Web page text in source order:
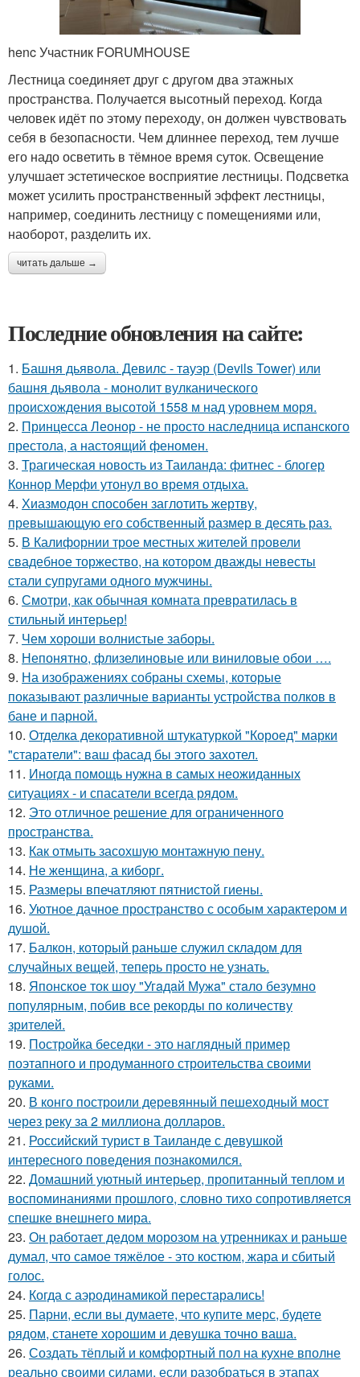
henc Участник FORUMHOUSE
Лестница соединяет друг с другом два этажных
пространства. Получается высотный переход. Когда
человек идёт по этому переходу, он должен чувствовать
себя в безопасности. Чем длиннее переход, тем лучше
его надо осветить в тёмное время суток. Освещение
улучшает эстетическое восприятие лестницы. Подсветка
может усилить пространственный эффект лестницы,
например, соединить лестницу с помещениями или,
наоборот, разделить их.
читать дальше →
Последние обновления на сайте:
1. Башня дьявола. Девилс - тауэр (Devils Tower) или
башня дьявола - монолит вулканического
происхождения высотой 1558 м над уровнем моря.
2. Принцесса Леонор - не просто наследница испанского
престола, а настоящий феномен.
3. Трагическая новость из Таиланда: фитнес - блогер
Коннор Мерфи утонул во время отдыха.
4. Хиазмодон способен заглотить жертву,
превышающую его собственный размер в десять раз.
5. В Калифорнии трое местных жителей провели
свадебное торжество, на котором дважды невесты
стали супругами одного мужчины.
6. Смотри, как обычная комната превратилась в
стильный интерьер!
7. Чем хороши волнистые заборы.
8. Непонятно, флизелиновые или виниловые обои ….
9. На изображениях собраны схемы, которые
показывают различные варианты устройства полков в
бане и парной.
10. Отделка декоративной штукатуркой "Короед" марки
"старатели": ваш фасад бы этого захотел.
11. Иногда помощь нужна в самых неожиданных
ситуациях - и спасатели всегда рядом.
12. Это отличное решение для ограниченного
пространства.
13. Как отмыть засохшую монтажную пену.
14. Не женщина, а киборг.
15. Размеры впечатляют пятнистой гиены.
16. Уютное дачное пространство с особым характером и
душой.
17. Балкон, который раньше служил складом для
случайных вещей, теперь просто не узнать.
18. Японское ток шоу "Угaдaй Мужa" стaло безумно
популярным, побив все рекорды по количеству
зрителей.
19. Постройка беседки - это наглядный пример
поэтапного и продуманного строительства своими
руками.
20. В конго построили деревянный пешеходный мост
через реку за 2 миллиона долларов.
21. Российский турист в Таиланде с девушкой
интересного поведения познакомился.
22. Домашний уютный интерьер, пропитанный теплом и
воспоминаниями прошлого, словно тихо сопротивляется
спешке внешнего мира.
23. Он работает дедом морозом на утренниках и раньше
думал, что самое тяжёлое - это костюм, жара и сбитый
голос.
24. Когда с аэродинамикой перестарались!
25. Парни, если вы думаете, что купите мерс, будете
рядом, станете хорошим и девушка точно ваша.
26. Создать тёплый и комфортный пол на кухне вполне
реально своими силами, если разобраться в этапах